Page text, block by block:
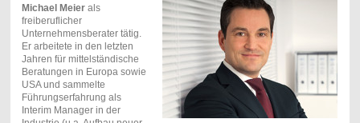
Michael Meierals
freiberuflicher
Unternehmensberater tätig.
Er arbeitete in den letzten
Jahren für mittelständische
Beratungen in Europa sowie
USA und sammelte
Führungserfahrung als
Interim Manager in der